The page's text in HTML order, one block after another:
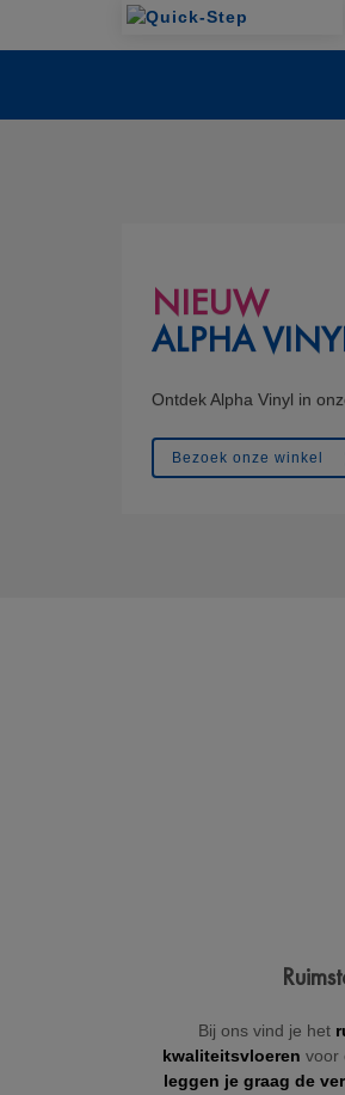
NIEUW
ALPHA
Ontdek Alpha Vinyl in
Bezoek onze winkel
Bij ons vind je het
kwaliteitsvloeren voor
leggen je graag de